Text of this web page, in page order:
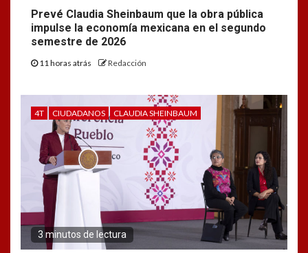
Prevé Claudia Sheinbaum que la obra pública
impulse la economía mexicana en el segundo
semestre de 2026
11 horas atrás Redacción
4T CIUDADANOS CLAUDIA SHEINBAUM
3 minutos de lectura